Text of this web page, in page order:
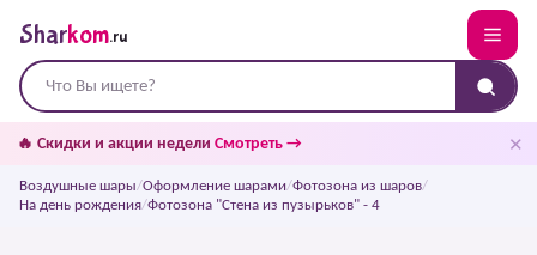
Sharkom.ru
🔥 Скидки и акции недели Смотреть → ✕
Воздушные шары/Оформление шарами/Фотозона из шаров/
На день рождения/Фотозона "Стена из пузырьков" - 4